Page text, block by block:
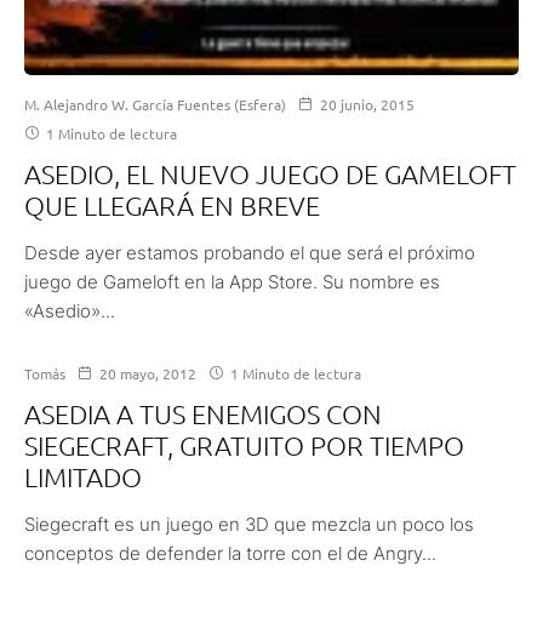
M. Alejandro W. García Fuentes (Esfera)
20 junio, 2015
1 Minuto de lectura
ASEDIO, EL NUEVO JUEGO DE GAMELOFT
QUE LLEGARÁ EN BREVE
Desde ayer estamos probando el que será el próximo
juego de Gameloft en la App Store. Su nombre es
«Asedio»...
Tomás 20 mayo, 2012 1 Minuto de lectura
ASEDIA A TUS ENEMIGOS CON
SIEGECRAFT, GRATUITO POR TIEMPO
LIMITADO
Siegecraft es un juego en 3D que mezcla un poco los
conceptos de defender la torre con el de Angry...